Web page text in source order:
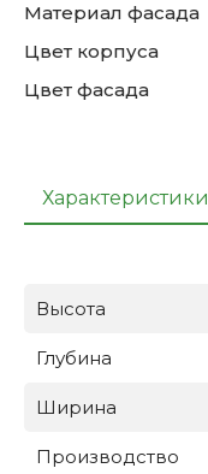
Материал фасада
Цвет корпуса
Цвет фасада
Характеристики
Высота
Глубина
Ширина
Производство